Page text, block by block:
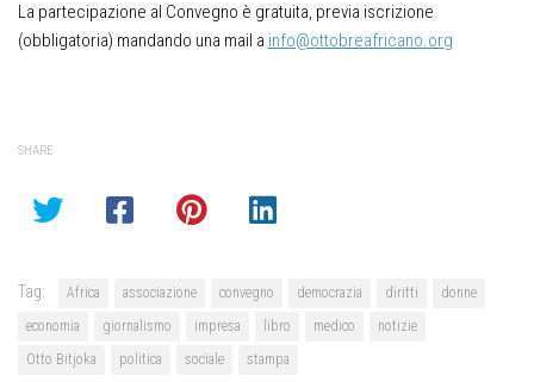
La partecipazione al Convegno è gratuita, previa iscrizione
(obbligatoria) mandando una mail a info@ottobreafricano.org
SHARE
Tag: Africa associazione convegno democrazia diritti
donne
economia
giornalismo impresa libro medico
notizie
Otto Bitjoka
politica sociale stampa